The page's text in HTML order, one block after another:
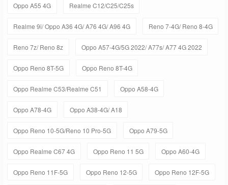
Oppo A55 4G Realme C12/C25/C25s
Realme 9i/ Oppo A36 4G/ A76 4G/ A96 4G Reno 7-4G/ Reno 8-4G
Reno 7z/ Reno 8z Oppo A57-4G/5G 2022/ A77s/ A77 4G 2022
Oppo Reno 8T-5G Oppo Reno 8T-4G
Oppo Realme C53/Realme C51 Oppo A58-4G
Oppo A78-4G Oppo A38-4G/ A18
Oppo Reno 10-5G/Reno 10 Pro-5G Oppo A79-5G
Oppo Realme C67 4G Oppo Reno 11 5G Oppo A60-4G
Oppo Reno 11F-5G Oppo Reno 12-5G Oppo Reno 12F-5G